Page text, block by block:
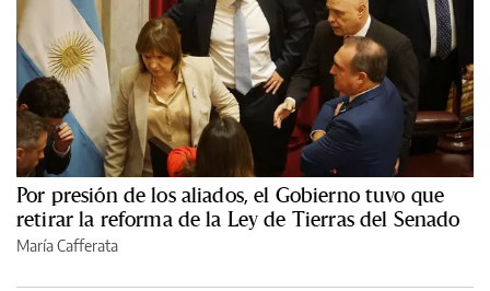
Por presión de los aliados, el Gobierno tuvo que
retirar la reforma de la Ley de Tierras del Senado
María Cafferata